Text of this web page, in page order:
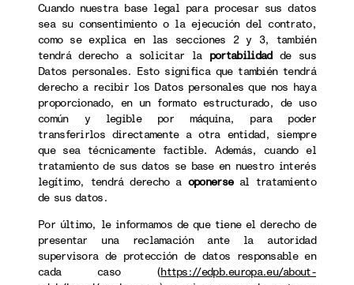
Cuando nuestra base legal para procesar sus datos
sea su consentimiento o la ejecución del contrato,
como se explica en las secciones 2 y 3, también
tendrá derecho a solicitar la portabilidadde sus
Datos personales. Esto significa que también tendrá
derecho a recibir los Datos personales que nos haya
proporcionado, en un formato estructurado, de uso
común y legible por máquina, para poder
transferirlos directamente a otra entidad, siempre
que sea técnicamente factible. Además, cuando el
tratamiento de sus datos se base en nuestro interés
legítimo, tendrá derecho a oponerseal tratamiento
de sus datos.
Por último, le informamos de que tiene el derecho de
presentar una reclamación ante la autoridad
supervisora de protección de datos responsable en
cada caso (https://edpb.europa.eu/about-